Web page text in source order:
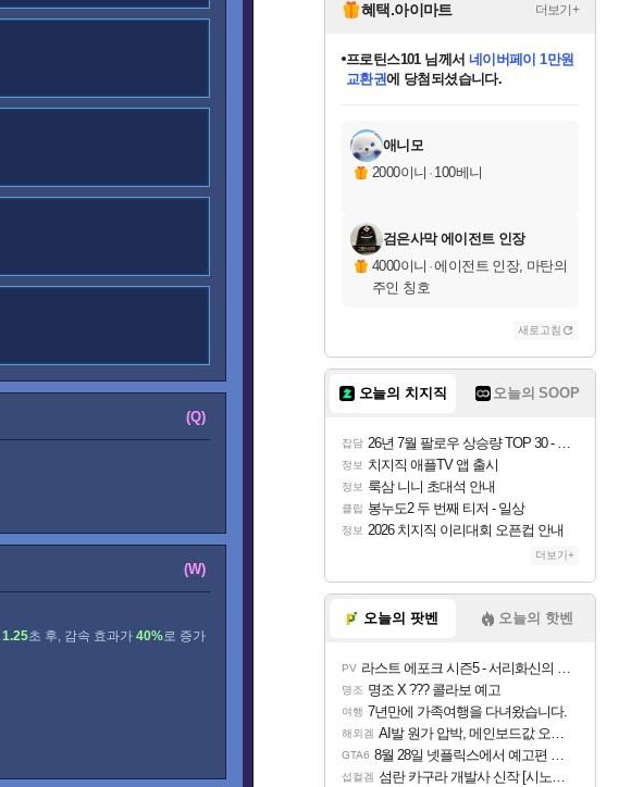
(Q)
(W)
1.25초 후, 감속 효과가 40%로 증가
혜택.아이마트 더보기+
교환.
당첨되셨습니다.
당첨되셨습니다.
당첨되셨습니다.
프로틴스101님께서 네이버페이 1만원
교환권에 당첨되셨습니다.
당첨되셨습니다.
당첨되셨습니다.
당첨되셨습니다.
당첨되셨습니다.
에디션 (스팀코드)
당첨되셨습니다.
애니모
2000이니 · 100베니
검은사막 에이전트 인장
4000이니 ·에이전트 인장, 마탄의
주인 칭호
새로고침
오늘의 치지직 오늘의 SOOP
잡담 26년 7월 팔로우 상승량 TOP 30 - 월간 치지직
정보 치지직 애플TV 앱 출시
정보 룩삼 니니 초대석 안내
클립 봉누도2 두 번째 티저 - 일상
정보 2026 치지직 이리대회 오픈컵 안내
더보기+
오늘의 팟벤 오늘의 핫벤
PV 라스트 에포크 시즌5 - 서리화신의 분노 티저
명조 명조 X ??? 콜라보 예고
여행 7년만에 가족여행을 다녀왔습니다.
해외겜 AI발 원가 압박, 메인보드값 오르나
GTA6 8월 28일 넷플릭스에서 예고편 공개 예정
섭컬겜 섬란 카구라 개발사 신작 [시노비 넥서스] 연내 출시 예정